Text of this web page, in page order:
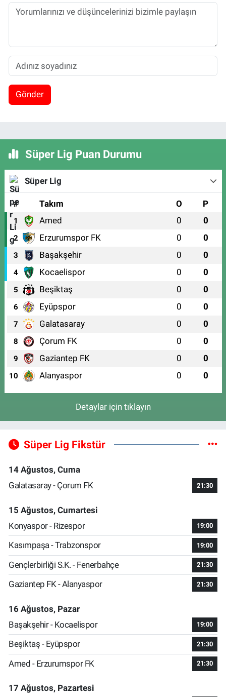
Gönder
Süper Lig Puan Durumu
Süper Lig
# Takım O P
1 Amed 0 0
2 Erzurumspor FK 0 0
3 Başakşehir 0 0
4 Kocaelispor 0 0
5 Beşiktaş 0 0
6 Eyüpspor 0 0
7 Galatasaray 0 0
8 Çorum FK 0 0
9 Gaziantep FK 0 0
10 Alanyaspor 0 0
Detaylar için tıklayın
Süper Lig Fikstür
14 Ağustos, Cuma
Galatasaray - Çorum FK
21:30
15 Ağustos, Cumartesi
Konyaspor - Rizespor
19:00
Kasımpaşa - Trabzonspor 19:00
Gençlerbirliği S.K. - Fenerbahçe 21:30
Gaziantep FK - Alanyaspor 21:30
16 Ağustos, Pazar
Başakşehir - Kocaelispor
19:00
Beşiktaş - Eyüpspor 21:30
Amed - Erzurumspor FK 21:30
17 Ağustos, Pazartesi